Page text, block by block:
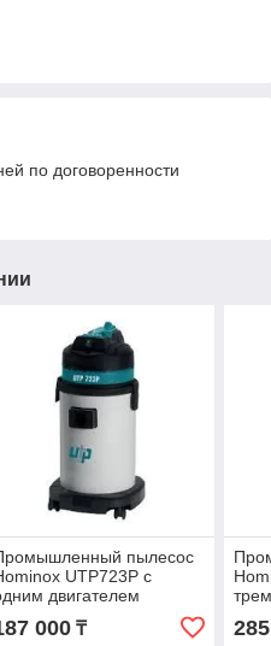
по договоренности
пылесос
UTP723P с
двигателем
пластиковый корпус 32 л
000₸
л